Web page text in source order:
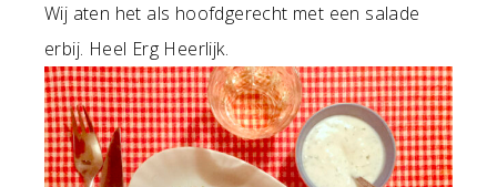
Wij aten het als hoofdgerecht met een salade
erbij. Heel Erg Heerlijk.